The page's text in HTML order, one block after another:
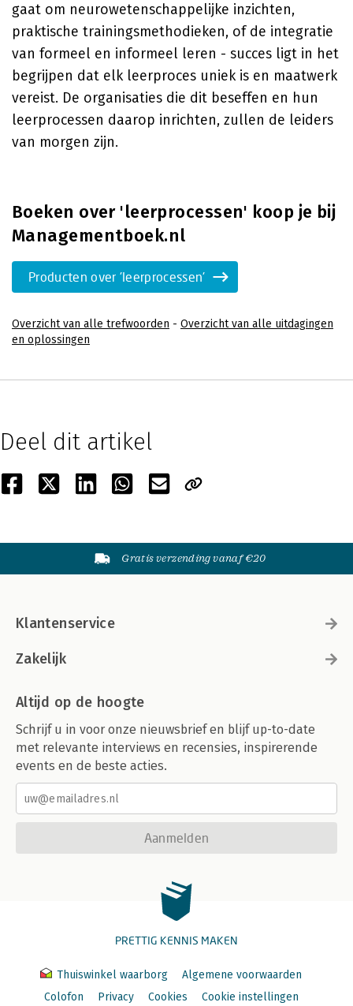
gaat om neurowetenschappelijke inzichten,
praktische trainingsmethodieken, of de integratie
van formeel en informeel leren - succes ligt in het
begrijpen dat elk leerproces uniek is en maatwerk
vereist. De organisaties die dit beseffen en hun
leerprocessen daarop inrichten, zullen de leiders
van morgen zijn.
Boeken over 'leerprocessen' koop je bij
Managementboek.nl
Producten over 'leerprocessen'
Overzicht van alle trefwoorden - Overzicht van alle uitdagingen
en oplossingen
Deel dit artikel
Gratis verzending vanaf €20
Klantenservice
Zakelijk
Altijd op de hoogte
Schrijf u in voor onze nieuwsbrief en blijf up-to-date
met relevante interviews en recensies, inspirerende
events en de beste acties.
Aanmelden
PRETTIG KENNIS MAKEN
Thuiswinkel waarborg
Algemene voorwaarden
Colofon
Privacy Cookies Cookie instellingen